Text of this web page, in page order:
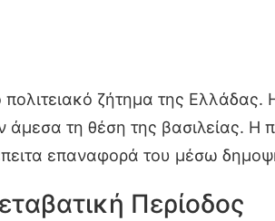
ζήτημα της Ελλάδας.
άμεσα τη θέση της βασιλείας. Η
επαναφορά του μέσω
Περίοδος